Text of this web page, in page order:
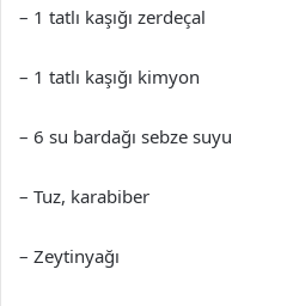
– 1 tatlı kaşığı zerdeçal
– 1 tatlı kaşığı kimyon
– 6 su bardağı sebze suyu
– Tuz, karabiber
– Zeytinyağı